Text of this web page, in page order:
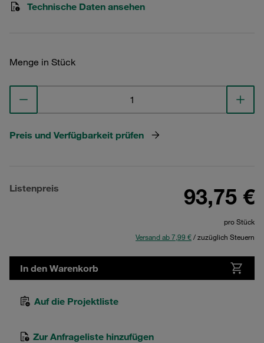
Technische Daten ansehen
Menge in Stück
Preis und Verfügbarkeit prüfen
Listenpreis 93,75 €
pro Stück
Versand ab 7,99 €/ zuzüglich Steuern
In den Warenkorb
Auf die Projektliste
Zur Anfrageliste hinzufügen